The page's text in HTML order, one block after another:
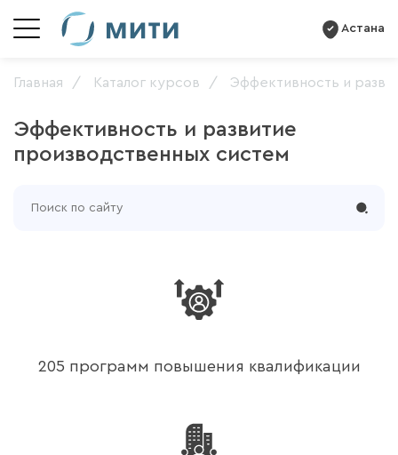
Астана
Главная Каталог курсов Эффективность и
Эффективность и развитие
производственных систем
205 программ повышения квалификации